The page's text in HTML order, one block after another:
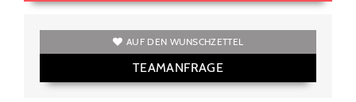
AUF DEN WUNSCHZETTEL
TEAMANFRAGE